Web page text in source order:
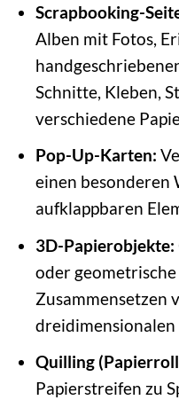
Scrapbooking-
Alben mit Fotos,
Schnitte, Kleben,
verschiedene
Pop-Up-Karten:
einen besonderen
aufklappbaren
3D-Papierobjekte:
oder
Zusammensetzen
Quilling
Papierstreifen zu